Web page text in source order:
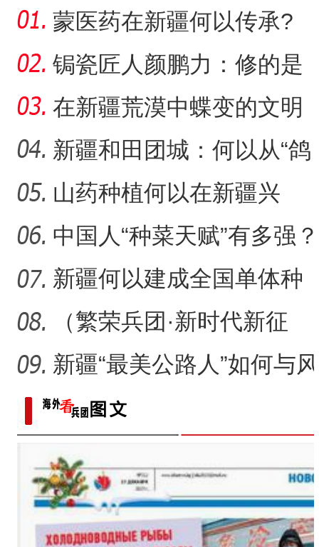
蒙医药在新疆何以传承?
锔瓷匠人颜鹏力：修的是
瓷，也是“情”
在新疆荒漠中蝶变的文明
村镇
新疆和田团城：何以从“鸽
子巷”到网红打卡地
山药种植何以在新疆兴
起？
中国人“种菜天赋”有多强？
戈壁荒漠变“智慧农场
新疆何以建成全国单体种
植面积最大油莎豆示范基
地
（繁荣兵团·新时代新征
程）沙漠瀚海中的新疆兵
团
新疆“最美公路人”如何与风
沙“硬碰硬”？